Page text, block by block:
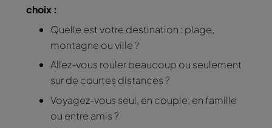
choix :
Quelle est votre destination : plage,
montagne ou ville ?
Allez-vous rouler beaucoup ou seulement
sur de courtes distances ?
Voyagez-vous seul, en couple, en famille
ou entre amis ?